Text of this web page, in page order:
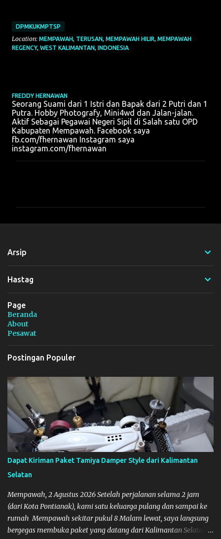
DPMKUKMPTSP
Location: MEMPAWAH, TERUSAN, MEMPAWAH HILIR, MEMPAWAH
REGENCY, WEST KALIMANTAN, INDONESIA
FREDDY HERNAWAN
Seorang Suami dari 1 Istri dan Bapak dari 2 Putri dan 1
Putra. Hobby Photografy, Mini4wd dan Jalan-jalan.
Aktif Sebagai Pegawai Negeri Sipil di Salah satu OPD
Kabupaten Mempawah. Facebook saya
fb.com/fhernawan Instagram saya
instagram.com/fhernawan
Arsip
Hastag
Page
Beranda
About
Pesawat
Postingan Populer
Dapat Kiriman Paket Tamiya Damper Style dari Kalimantan
Selatan
Mempawah, 2 Agustus 2026 Setelah perjalanan selama 2 jam
(dari Kota Pontianak), kami satu keluarga pulang dan sampai ke
rumah Mempawah sekitar pukul 8 Malam lewat, saya langsung
bergegas membuka paket yang datang dari Kalimantan Selatan.